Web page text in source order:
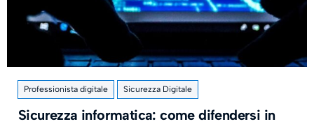
Professionista digitale Sicurezza Digitale
Sicurezza informatica: come difendersi in